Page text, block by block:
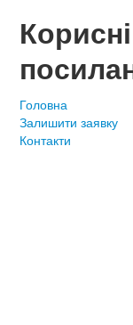
Корисні
Головна
Залишити заявку
Контакти